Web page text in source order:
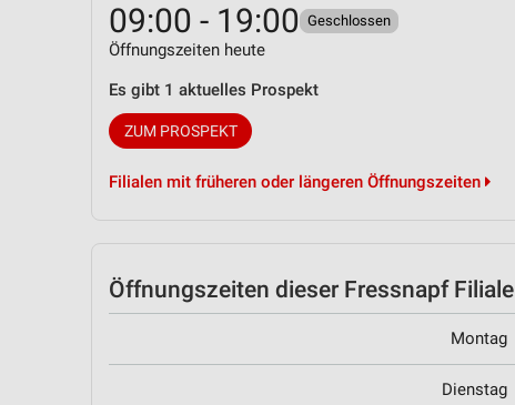
09:00 - 19:00 Geschlossen
Öffnungszeiten heute
Es gibt 1 aktuelles Prospekt
ZUM PROSPEKT
Filialen mit früheren oder längeren Öffnungszeiten
Öffnungszeiten dieser Fressnapf Filiale
Montag
Dienstag